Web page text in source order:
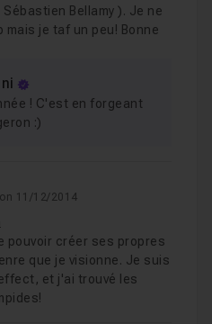
Bellamy ). Je ne
je taf un peu! Bonne
! C'est en forgeant
:)
11/12/2014
pouvoir créer ses propres
que je visionne. Je suis
et j'ai trouvé les